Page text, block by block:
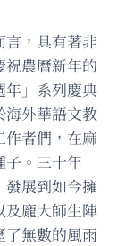
，具有著非
農曆新年的
年」系列慶典
海外華語文教
者們，在麻
子。三十年
展到如今擁
及龐大師生陣
無數的風雨